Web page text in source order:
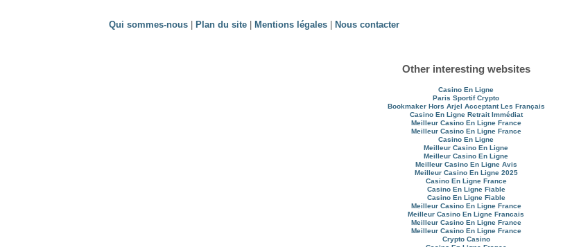
Qui sommes-nous Plan du site Mentions légales Nous contacter
Other interesting websites
Casino En Ligne
Paris Sportif Crypto
Bookmaker Hors Arjel Acceptant Les Français
Casino En Ligne Retrait Immédiat
Meilleur Casino En Ligne France
Meilleur Casino En Ligne France
Casino En Ligne
Meilleur Casino En Ligne
Meilleur Casino En Ligne
Meilleur Casino En Ligne Avis
Meilleur Casino En Ligne 2025
Casino En Ligne France
Casino En Ligne Fiable
Casino En Ligne Fiable
Meilleur Casino En Ligne France
Meilleur Casino En Ligne Francais
Meilleur Casino En Ligne France
Meilleur Casino En Ligne France
Crypto Casino